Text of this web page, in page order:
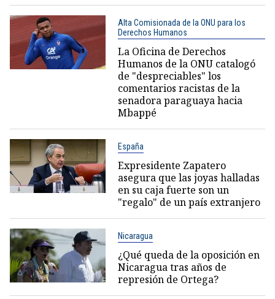
Alta Comisionada de la ONU para los
Derechos Humanos
La Oficina de Derechos
Humanos de la ONU catalogó
de "despreciables" los
comentarios racistas de la
senadora paraguaya hacia
Mbappé
España
Expresidente Zapatero
asegura que las joyas halladas
en su caja fuerte son un
"regalo" de un país extranjero
Nicaragua
¿Qué queda de la oposición en
Nicaragua tras años de
represión de Ortega?